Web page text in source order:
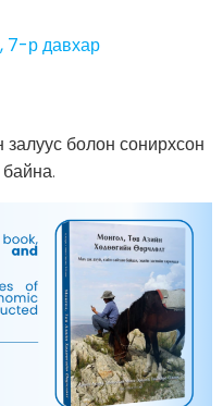
7-р давхар
болон сонирхсон